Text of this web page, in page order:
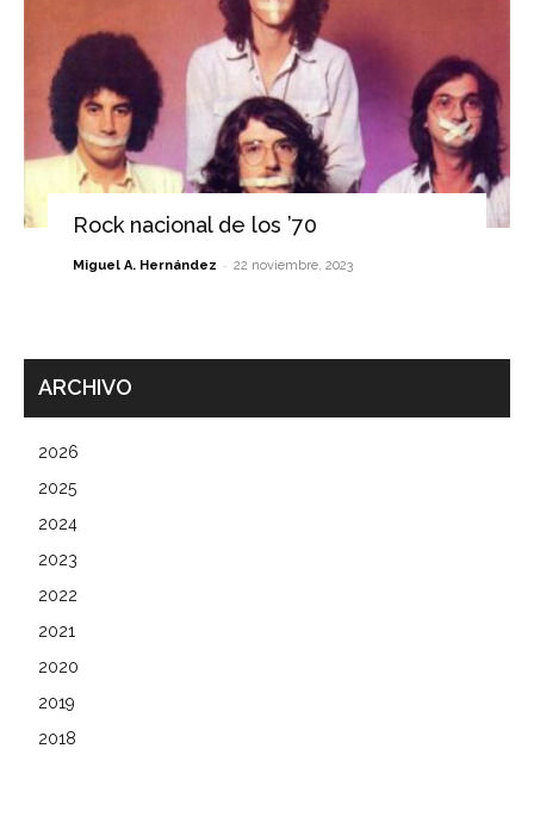
Rock nacional de los ’70
Miguel A. Hernández - 22 noviembre, 2023
ARCHIVO
2026
2025
2024
2023
2022
2021
2020
2019
2018